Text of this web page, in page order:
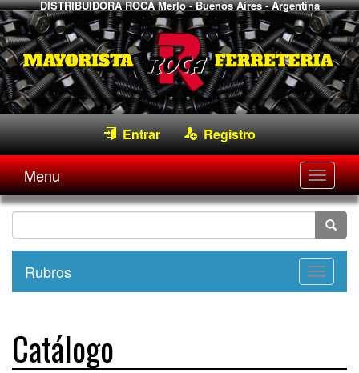
DISTRIBUIDORA ROCA Merlo - Buenos Aires - Argentina
Entrar Registro
Menu
Rubros
Catálogo